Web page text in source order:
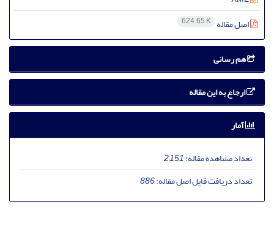
اصل مقاله 624.65 K
هم رسانی
ارجاع به این مقاله
آمار
تعداد مشاهده مقاله:2,151
تعداد دریافت فایل اصل مقاله:886